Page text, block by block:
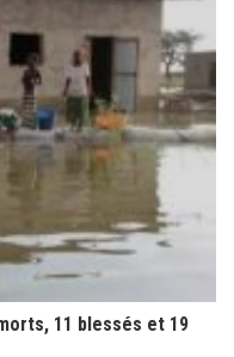
morts, 11 blessés et 19